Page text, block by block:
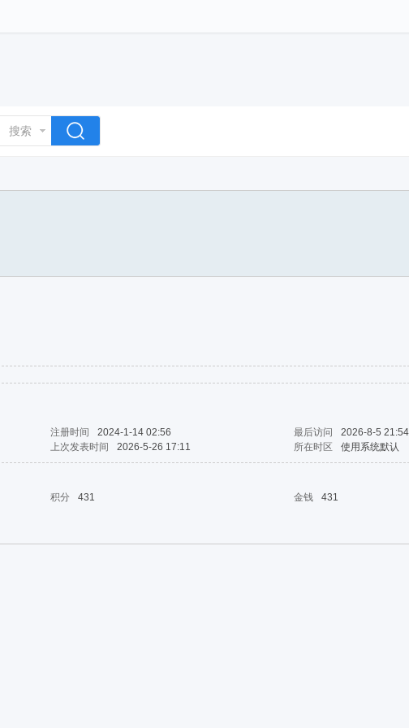
搜索
注册时间 2024-1-14 02:56 最后访问
2026-8-5 21:54
上次发表时间 2026-5-26 17:11 所在时区 使用系统默认
积分 431 金钱
431